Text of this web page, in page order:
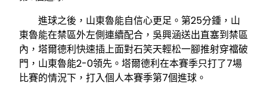
進球之後，山東魯能自信心更足。第25分鍾，山
東魯能在禁區外左側連續配合，吳興涵送出直塞到禁區
內，塔爾德利快速插上面對石笑天輕松一腳推射穿襠破
門，山東魯能2-0領先。塔爾德利在本賽季只打了7場
比賽的情況下，打入個人本賽季第7個進球。